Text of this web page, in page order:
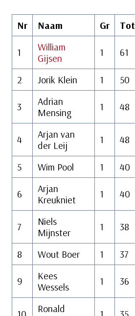
Nr Naam Gr Tot
1
William
Gijsen
1 61
2 Jorik Klein 1 50
3
Adrian
Mensing
1 48
4
Arjan van
der Leij
1 48
5 Wim Pool 1 40
6
Arjan
Kreukniet
1 40
7
Niels
Mijnster
1 38
8 Wout Boer 1 37
9
Kees
Wessels
1 36
Ronald